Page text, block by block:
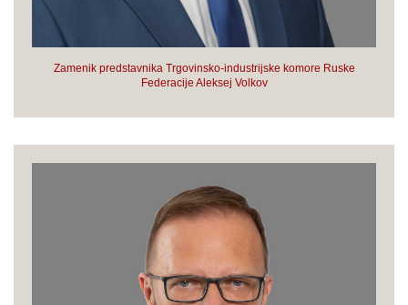
Zamenik predstavnika Trgovinsko-industrijske komore Ruske
Federacije Aleksej Volkov